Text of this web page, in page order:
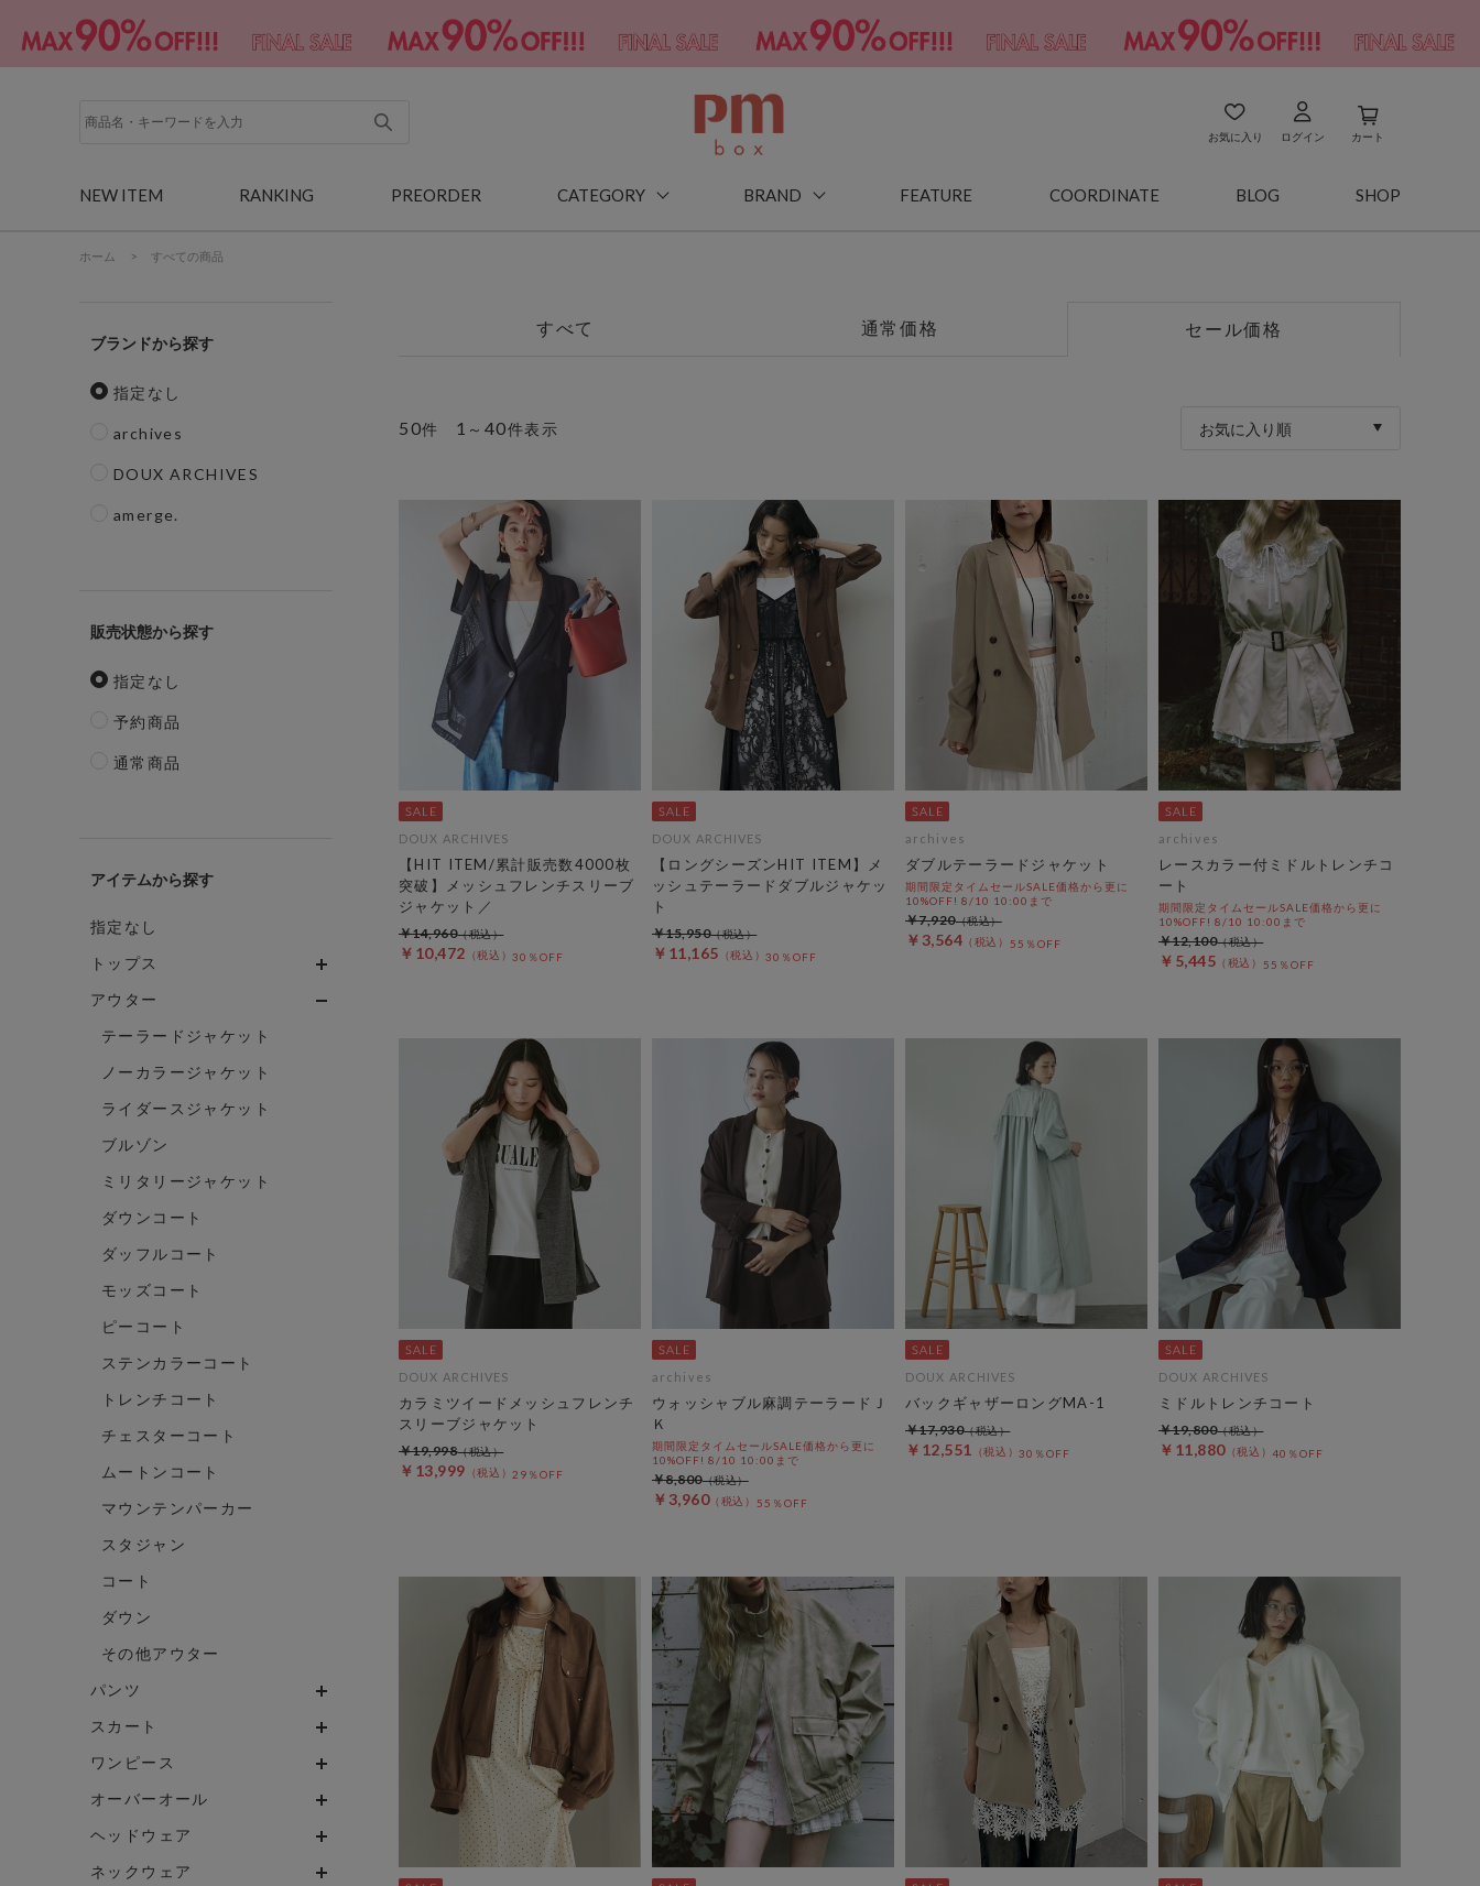
お気に入り ログイン カート
NEW ITEM RANKING PREORDER CATEGORY BRAND FEATURE COORDINATE BLOG SHOP
ホーム > すべての商品
ブランド
指定なし
archives
DOUX ARCHIVES
amerge.
販売状態
指定なし
予約商品
通常商品
アイテム
指定なし
トップス
アウター
テーラードジャケット
ノーカラージャケット
ライダースジャケット
ブルゾン
ミリタリージャケット
ダウンコート
ダッフルコート
モッズコート
ピーコート
ステンカラーコート
トレンチコート
チェスターコート
ムートンコート
マウンテンパーカー
スタジャン
コート
ダウン
その他アウター
パンツ
スカート
ワンピース
オーバーオール
ヘッドウェア
ネックウェア
すべて 通常価格 セール価格
50件 1 ～ 40件表示 お気に入り順
DOUX ARCHIVES
【HIT ITEM/累計販売数4000枚
突破】メッシュフレンチスリーブ
ジャケット／
￥10,472 30％OFF
￥14,960
DOUX ARCHIVES
【ロングシーズンHIT ITEM】メ
ッシュテーラードダブルジャケッ
ト
￥11,165 30％OFF
￥15,950
archives
ダブルテーラードジャケット
期間限定タイムセールSALE価格から更に
10%OFF! 8/10 10:00まで
￥3,564 55％OFF
￥7,920
archives
レースカラー付ミドルトレンチコ
ート
期間限定タイムセールSALE価格から更に
10%OFF! 8/10 10:00まで
￥5,445 55％OFF
￥12,100
DOUX ARCHIVES
カラミツイードメッシュフレンチ
スリーブジャケット
￥13,999 29％OFF
￥19,998
archives
ウォッシャブル麻調テーラードＪ
Ｋ
期間限定タイムセールSALE価格から更に
10%OFF! 8/10 10:00まで
￥3,960 55％OFF
￥8,800
DOUX ARCHIVES
バックギャザーロングMA-1
￥12,551 30％OFF
￥17,930
DOUX ARCHIVES
ミドルトレンチコート
￥11,880 40％OFF
￥19,800